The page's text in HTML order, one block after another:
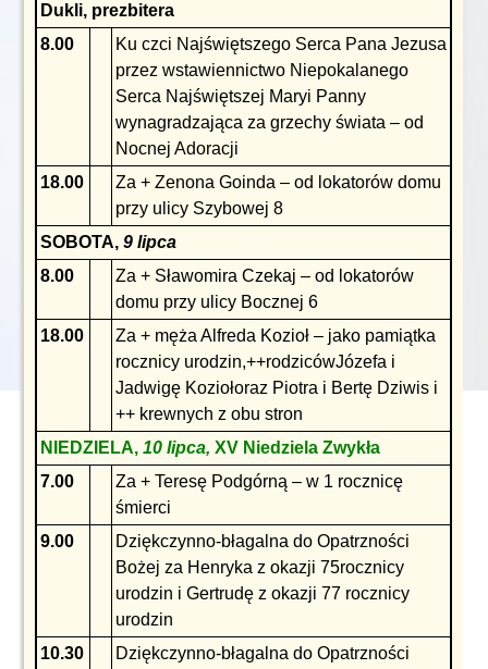
Dukli, prezbitera
8.00
Ku czci Najświętszego Serca Pana Jezusa
przez wstawiennictwo Niepokalanego
Serca Najświętszej Maryi Panny
wynagradzająca za grzechy świata – od
Nocnej Adoracji
18.00
Za + Zenona Goinda – od lokatorów domu
przy ulicy Szybowej 8
SOBOTA,9 lipca
8.00
Za + Sławomira Czekaj – od lokatorów
domu przy ulicy Bocznej 6
18.00
Za + męża Alfreda Kozioł – jako pamiątka
rocznicy urodzin,++rodzicówJózefa i
Jadwigę Koziołoraz Piotra i Bertę Dziwis i
++ krewnych z obu stron
NIEDZIELA,10 lipca, XV Niedziela Zwykła
7.00
Za + Teresę Podgórną – w 1 rocznicę
śmierci
9.00
Dziękczynno-błagalna do Opatrzności
Bożej za Henryka z okazji 75rocznicy
urodzin i Gertrudę z okazji 77 rocznicy
urodzin
10.30
Dziękczynno-błagalna do Opatrzności